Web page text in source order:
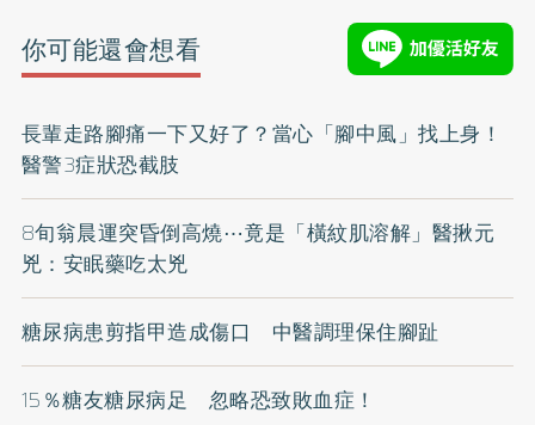
你可能還會想看
長輩走路腳痛一下又好了？當心「腳中風」找上身！
醫警3症狀恐截肢
8旬翁晨運突昏倒高燒⋯竟是「橫紋肌溶解」醫揪元
兇：安眠藥吃太兇
糖尿病患剪指甲造成傷口 中醫調理保住腳趾
15％糖友糖尿病足 忽略恐致敗血症！